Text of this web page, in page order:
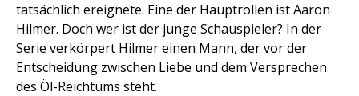
tatsächlich ereignete. Eine der Hauptrollen ist Aaron
Hilmer. Doch wer ist der junge Schauspieler? In der
Serie verkörpert Hilmer einen Mann, der vor der
Entscheidung zwischen Liebe und dem Versprechen
des Öl-Reichtums steht.